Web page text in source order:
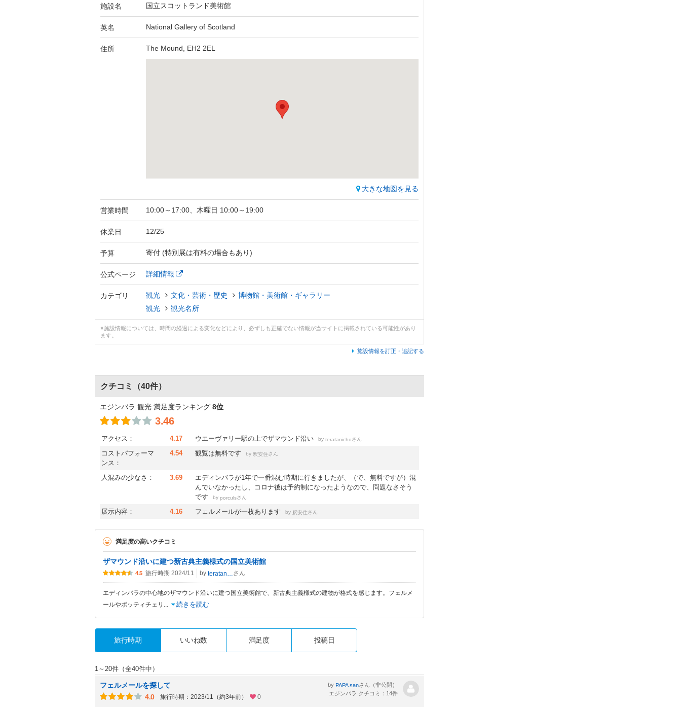
施設名 国立スコットランド美術館
英名 National Gallery of Scotland
住所 The Mound, EH2 2EL
大きな地図を見る
営業時間 10:00～17:00、木曜日 10:00～19:00
休業日 12/25
予算 寄付 (特別展は有料の場合もあり)
公式ページ 詳細情報
カテゴリ 観光 文化・芸術・歴史
博物館・美術館・ギャラリー
観光
観光名所
※施設情報については、時間の経過による変化などにより、必ずしも正確でない情報が当サイトに掲載されている可能性があり
ます。
施設情報を訂正・追記する
クチコミ （40件）
エジンバラ 観光 満足度ランキング 8位
3.46
アクセス： 4.17 ウエーヴァリー駅の上でザマウンド沿い by teratanichoさん
コストパフォーマ
ンス：
4.54 観覧は無料です by 釈安住さん
人混みの少なさ： 3.69
エディンバラが1年で一番混む時期に行きましたが、（で、無料ですが）混
んでいなかったし、コロナ後は予約制になったようなので、問題なさそう
です
by porculsさん
展示内容： 4.16 フェルメールが一枚あります by 釈安住さん
満足度の高いクチコミ
ザマウンド沿いに建つ新古典主義様式の国立美術館
4.5 旅行時期 2024/11 by さん
エディンバラの中心地のザマウンド沿いに建つ国立美術館で、新古典主義様式の建物が格式を感じます。フェルメ
ールやボッティチェリ
続きを読む
旅行時期 いいね数 満足度 投稿日
1～20件（全40件中）
フェルメールを探して
4.0
旅行時期：2023/11（約3年前） 0
by PAPA sanさん（非公開）
エジンバラ クチコミ：14件